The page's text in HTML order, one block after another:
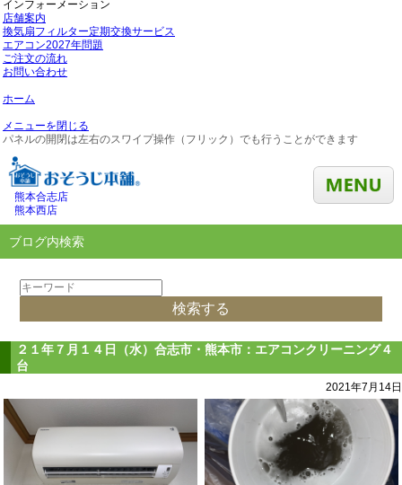
インフォーメーション
店舗案内
換気扇フィルター定期交換サービス
エアコン2027年問題
ご注文の流れ
お問い合わせ
ホーム
メニューを閉じる
パネルの開閉は左右のスワイプ操作（フリック）でも行うことができます
熊本合志店
熊本西店
ブログ内検索
２１年７月１４日（水）合志市・熊本市：エアコンクリーニング４
台
2021年7月14日